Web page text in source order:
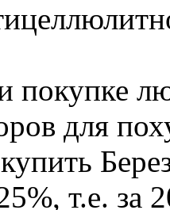
покупке
для
т.е. за